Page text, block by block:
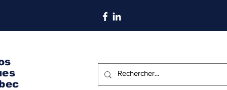
S'abonner aux nouvelles